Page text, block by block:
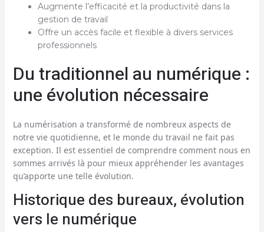
Augmente l’efficacité et la productivité dans la
gestion de travail
Offre un accès facile et flexible à divers services
professionnels
Du traditionnel au numérique :
une évolution nécessaire
La numérisation a transformé de nombreux aspects de
notre vie quotidienne, et le monde du travail ne fait pas
exception. Il est essentiel de comprendre comment nous en
sommes arrivés là pour mieux appréhender les avantages
qu’apporte une telle évolution.
Historique des bureaux, évolution
vers le numérique